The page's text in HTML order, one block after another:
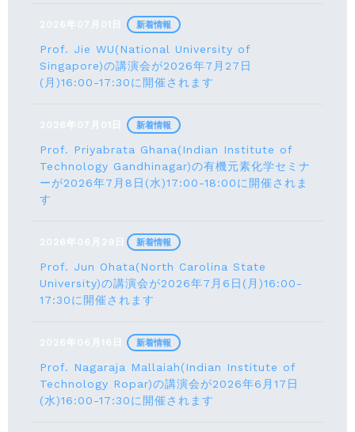
2026年07月01日
Prof. Jie WU(National University of
Singapore)の講演会が2026年7月27日
(月)16:00-17:30に開催されます
新着情報
2026年07月01日
Prof. Priyabrata Ghana(Indian Institute of
Technology Gandhinagar)の有機元素化学セミナ
ーが2026年7月8日(水)17:00-18:00に開催されま
す
新着情報
2026年06月29日
Prof. Jun Ohata(North Carolina State
University)の講演会が2026年7月6日(月)16:00-
17:30に開催されます
新着情報
2026年06月16日
Prof. Nagaraja Mallaiah(Indian Institute of
Technology Ropar)の講演会が2026年6月17⽇
(水)16:00-17:30に開催されます
新着情報